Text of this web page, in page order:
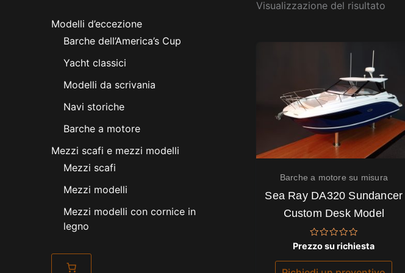
Modelli d’eccezione
Barche dell’America’s Cup
Yacht classici
Modelli da scrivania
Navi storiche
Barche a motore
Mezzi scafi e mezzi modelli
Mezzi scafi
Mezzi modelli
Mezzi modelli con cornice in
legno
Visualizzazione del risultato
Barche a motore su misura
Sea Ray DA320 Sundancer
Custom Desk Model
Valutato
su
5
Prezzo su richiesta